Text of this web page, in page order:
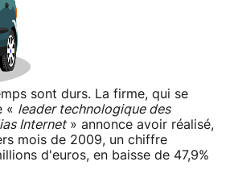
sont durs. La firme, qui se
« leader technologique des
Internet» annonce avoir réalisé,
mois de 2009, un chiffre
d'euros, en baisse de 47,9%